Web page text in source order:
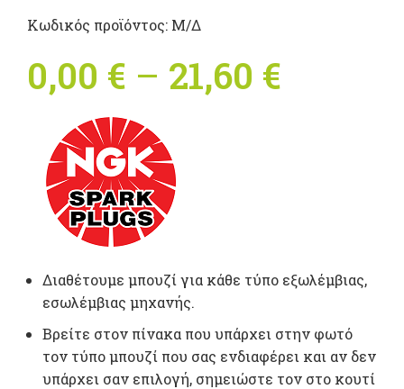
Κωδικός προϊόντος: Μ/Δ
0,00 € – 21,60 €
Διαθέτουμε μπουζί για κάθε τύπο εξωλέμβιας,
εσωλέμβιας μηχανής.
Βρείτε στον πίνακα που υπάρχει στην φωτό
τον τύπο μπουζί που σας ενδιαφέρει και αν δεν
υπάρχει σαν επιλογή, σημειώστε τον στο κουτί